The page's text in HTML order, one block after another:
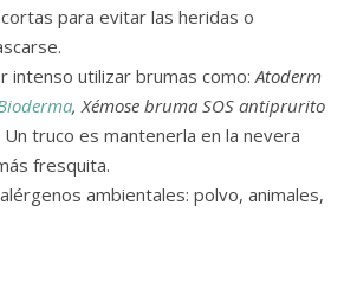
para evitar las heridas o
intenso utilizar brumas como:Atoderm
, Xémose bruma SOS antiprurito
Un truco es mantenerla en la nevera
fresquita.
ambientales: polvo, animales,